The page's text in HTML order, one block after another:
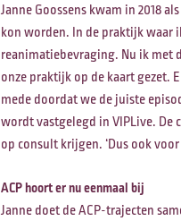
Janne Goossens kwam in 2018
kon worden. In de praktijk waar
reanimatiebevraging. Nu ik met
onze praktijk op de kaart gezet.
mede doordat we de juiste
wordt vastgelegd in VIPLive. De
op consult krijgen. ‘Dus ook
ACP hoort er nu eenmaal bij
Janne doet de ACP-trajecten